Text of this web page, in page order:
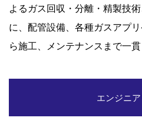
よるガス回収・分離・精製技
に、配管設備、各種ガスアプ
ら施工、メンテナンスまで一貫
エンジニ